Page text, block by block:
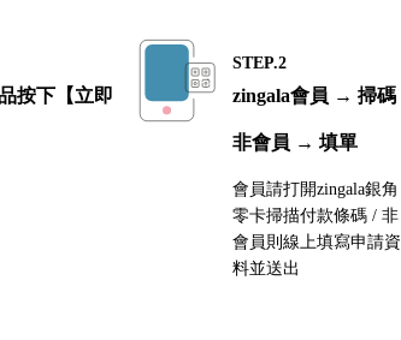
按下【立即
STEP.2
zingala會員 → 掃碼
非會員 → 填單
會員請打開zingala銀角
零卡掃描付款條碼 / 非
會員則線上填寫申請資
料並送出